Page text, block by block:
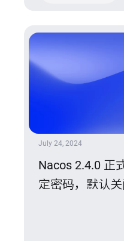
July 24, 2024
Nacos 2.4.0 正
定密码，默认